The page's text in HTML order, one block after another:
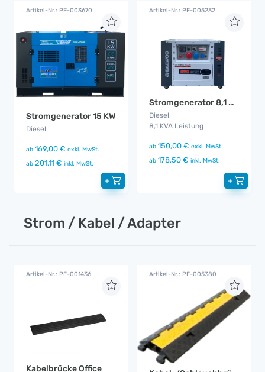
Artikel-Nr.: PE-003670
Stromgenerator 15 KW
Diesel
ab 169,00 € exkl. MwSt.
ab 201,11 € inkl. MwSt.
+
Artikel-Nr.: PE-005232
Stromgenerator 8,1 KVA
Diesel
8,1 KVA Leistung
ab 150,00 € exkl. MwSt.
ab 178,50 € inkl. MwSt.
+
Strom / Kabel / Adapter
Artikel-Nr.: PE-001436
Kabelbrücke Office
Artikel-Nr.: PE-005380